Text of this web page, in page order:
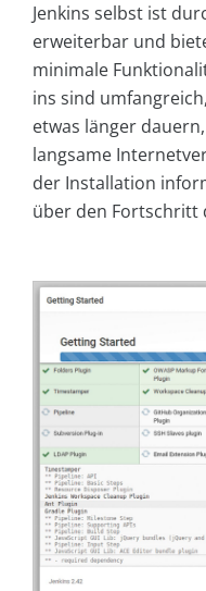
Jenkins selbst ist
erweiterbar und
minimale
ins sind
etwas länger
langsame
der Installation
über den Fortschritt